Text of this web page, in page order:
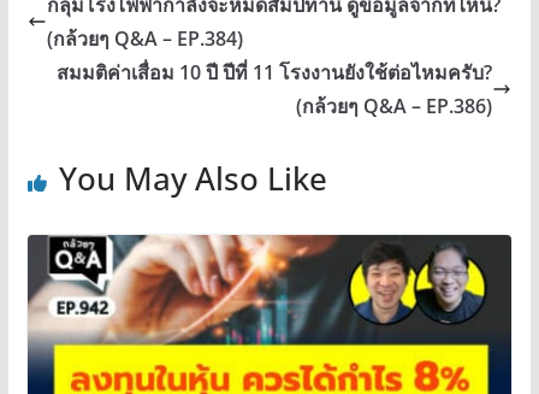
(กล้วยๆ Q&A – EP.384)
สมมติค่าเสื่อม 10 ปี ปีที่ 11 โรงงานยังใช้ต่อไหมครับ?
(กล้วยๆ Q&A – EP.386)
You May Also Like